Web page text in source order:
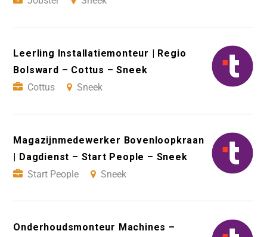
Leerling Installatiemonteur | Regio
Bolsward – Cottus – Sneek
Cottus
Sneek
Magazijnmedewerker Bovenloopkraan
| Dagdienst – Start People – Sneek
Start People
Sneek
Onderhoudsmonteur Machines –